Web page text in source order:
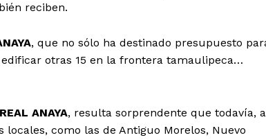
reciben.
, que no sólo ha destinado presupuesto
otras 15 en la frontera tamaulipeca…
ANAYA, resulta sorprendente que todavía, a
como las de Antiguo Morelos, Nuevo